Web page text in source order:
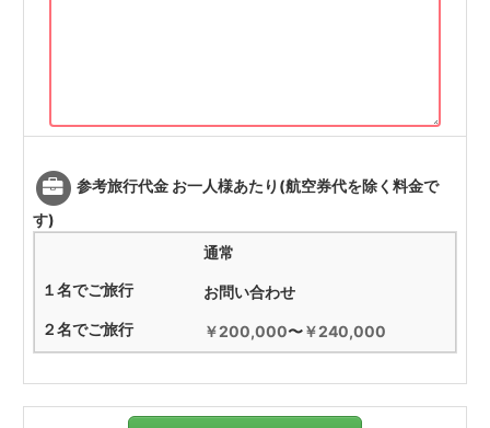
参考旅行代金 お一人様あたり(航空券代を除く料金で
す)
通常
お問い合わせ
￥200,000〜￥240,000